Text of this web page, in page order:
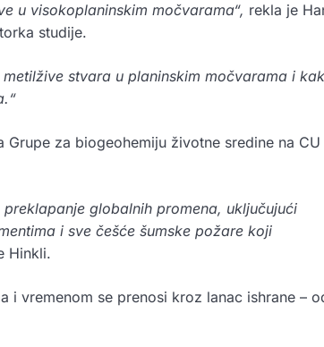
u visokoplaninskim močvarama“, rekla je
studije.
stvara u planinskim močvarama i
za biogeohemiju životne sredine na CU
globalnih promena, uključujući
i sve češće šumske požare koji
Hinkli.
i vremenom se prenosi kroz lanac ishrane –